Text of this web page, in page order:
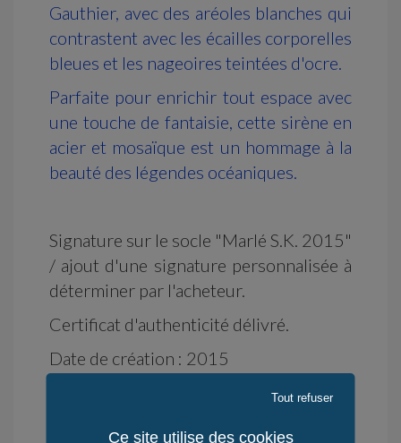
Gauthier, avec des aréoles blanches qui
contrastent avec les écailles corporelles
bleues et les nageoires teintées d'ocre.
Parfaite pour enrichir tout espace avec
une touche de fantaisie, cette sirène en
acier et mosaïque est un hommage à la
beauté des légendes océaniques.
Signature sur le socle "Marlé S.K. 2015"
/ ajout d'une signature personnalisée à
déterminer par l'acheteur.
Certificat d'authenticité délivré.
Date de création : 2015
Ce site utilise des cookies
Tout refuser